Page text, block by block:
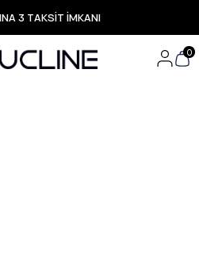
3 TAKSİT İMKANI
ÜCRETSİZ KARGO
Özel Fırsatlar
Hızlı Teslimat
0